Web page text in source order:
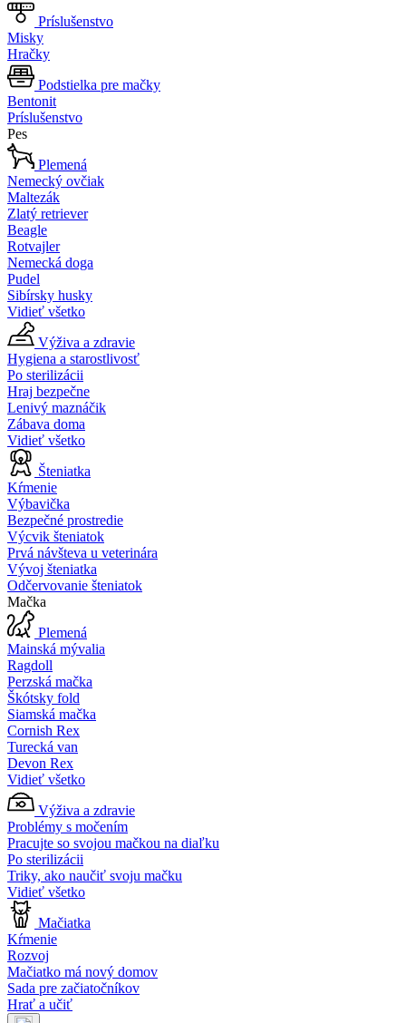
Príslušenstvo
Misky
Hračky
Podstielka pre mačky
Bentonit
Príslušenstvo
Pes
Plemená
Nemecký ovčiak
Maltezák
Zlatý retriever
Beagle
Rotvajler
Nemecká doga
Pudel
Sibírsky husky
Vidieť všetko
Výživa a zdravie
Hygiena a starostlivosť
Po sterilizácii
Hraj bezpečne
Lenivý maznáčik
Zábava doma
Vidieť všetko
Šteniatka
Kŕmenie
Výbavička
Bezpečné prostredie
Výcvik šteniatok
Prvá návšteva u veterinára
Vývoj šteniatka
Odčervovanie šteniatok
Mačka
Plemená
Mainská mývalia
Ragdoll
Perzská mačka
Škótsky fold
Siamská mačka
Cornish Rex
Turecká van
Devon Rex
Vidieť všetko
Výživa a zdravie
Problémy s močením
Pracujte so svojou mačkou na diaľku
Po sterilizácii
Triky, ako naučiť svoju mačku
Vidieť všetko
Mačiatka
Kŕmenie
Rozvoj
Mačiatko má nový domov
Sada pre začiatočníkov
Hrať a učiť